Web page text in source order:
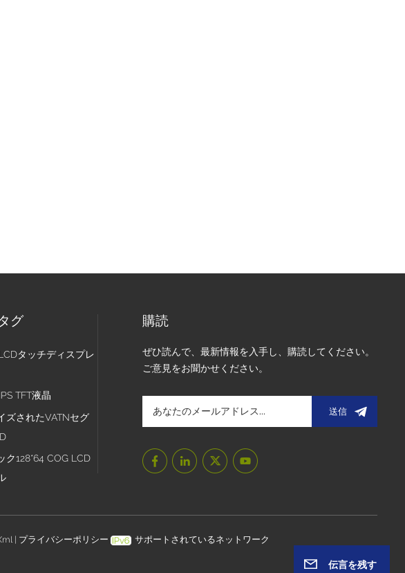
グ
タッチディスプレ
TFT液晶
ズされたVATNセグ
ク128*64 COG LCD
購読
ぜひ読んで、最新情報を入手し、購読してください。
ご意見をお聞かせください。
送信
| プライバシーポリシー サポートされているネットワーク
伝言を残す